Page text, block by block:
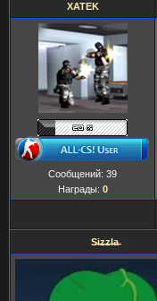
XATEK
Сообщений: 39
Награды: 0
S̶i̶z̶z̶l̶a̶